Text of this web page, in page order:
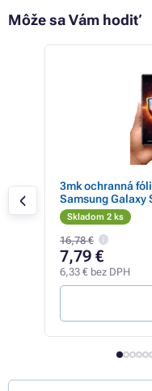
Môže sa Vám hodiť
3mk ochranná
Samsung Galaxy
Skladom 2 ks
16,78 €
7,79 €
6,33 € bez DPH